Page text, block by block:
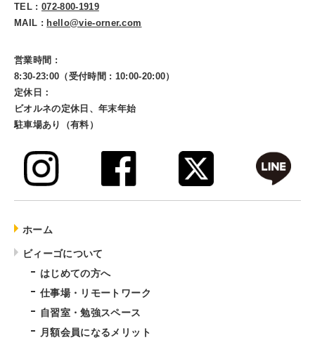
TEL : 072-800-1919
MAIL : hello@vie-orner.com
営業時間 :
8:30-23:00（受付時間 : 10:00-20:00）
定休日：
ビオルネの定休日、年末年始
駐車場あり（有料）
ホーム
ビィーゴについて
はじめての方へ
仕事場・リモートワーク
自習室・勉強スペース
月額会員になるメリット